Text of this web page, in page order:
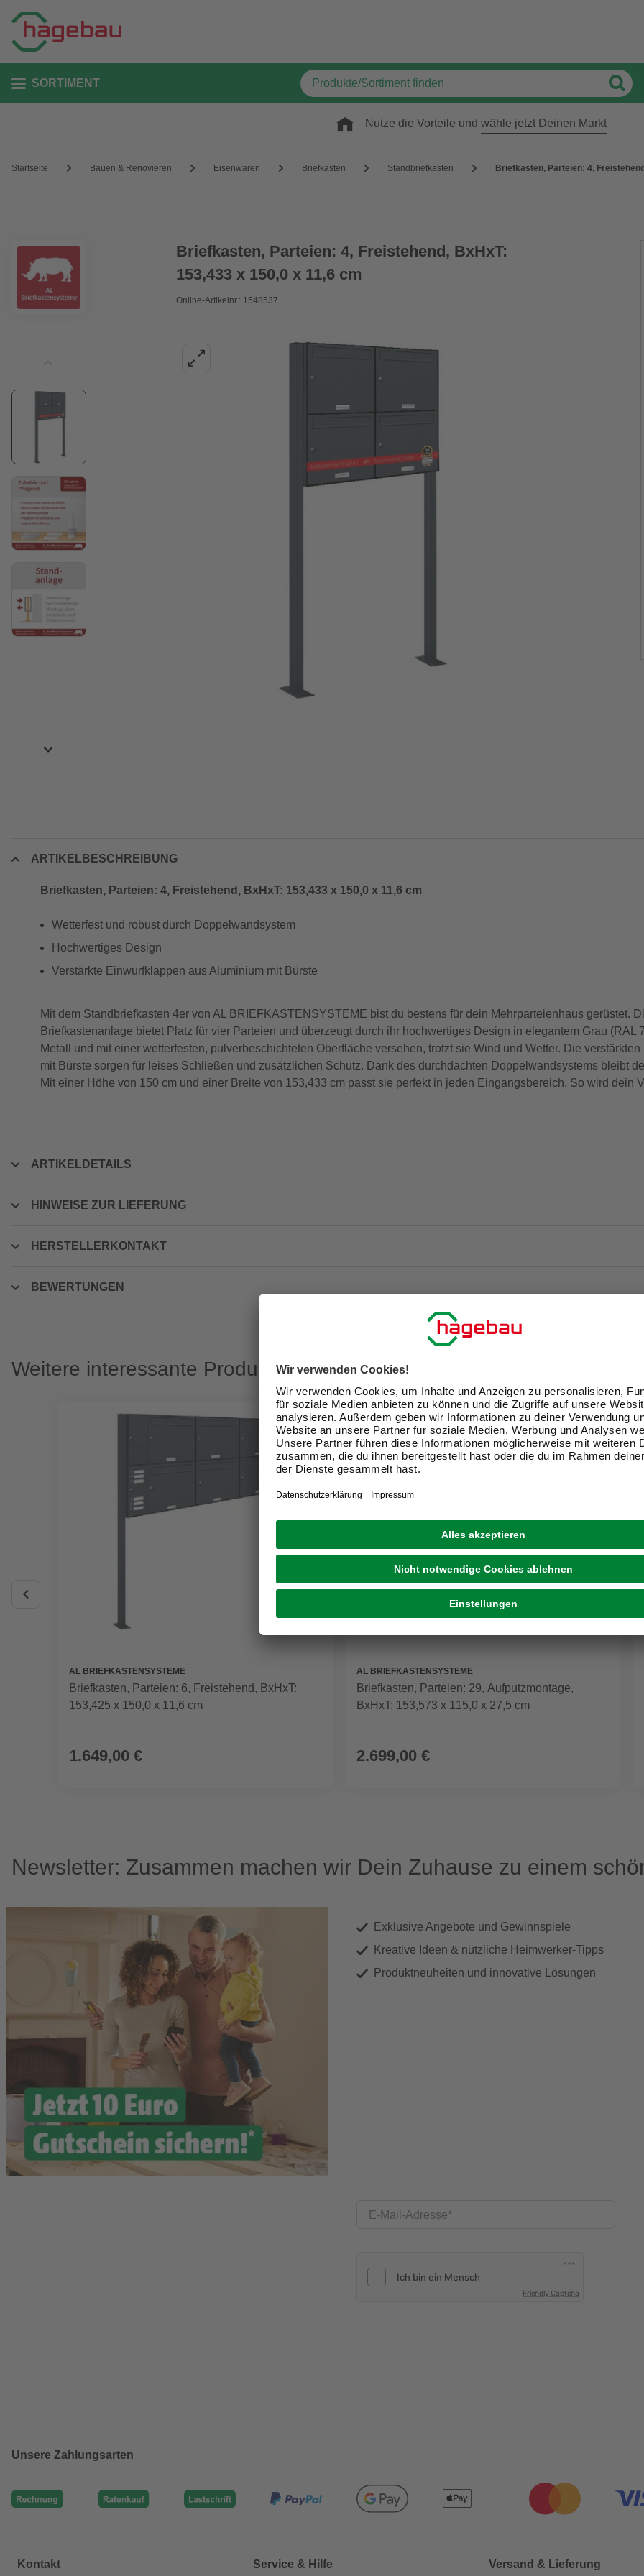
SORTIMENT
Nutze die Vorteile und wähle jetzt Deinen Markt
Startseite Bauen & Renovieren Eisenwaren Briefkästen Standbriefkästen Briefkasten, Parteien: 4,
Briefkasten, Parteien: 4, Freistehend, BxHxT:
153,433 x 150,0 x 11,6 cm
Online-Artikelnr.: 1548537
ARTIKELBESCHREIBUNG
Briefkasten, Parteien: 4, Freistehend, BxHxT: 153,433 x 150,0 x 11,6 cm
Wetterfest und robust durch Doppelwandsystem
Hochwertiges Design
Verstärkte Einwurfklappen aus Aluminium mit Bürste
Mit dem Standbriefkasten 4er von AL BRIEFKASTENSYSTEME bist du bestens für dein Mehrparteienhaus gerüstet.
Briefkastenanlage bietet Platz für vier Parteien und überzeugt durch ihr hochwertiges Design in elegantem Grau (RAL
Metall und mit einer wetterfesten, pulverbeschichteten Oberfläche versehen, trotzt sie Wind und Wetter. Die
mit Bürste sorgen für leises Schließen und zusätzlichen Schutz. Dank des durchdachten Doppelwandsystems bleibt
Mit einer Höhe von 150 cm und einer Breite von 153,433 cm passt sie perfekt in jeden Eingangsbereich. So wird dein
ARTIKELDETAILS
HINWEISE ZUR LIEFERUNG
HERSTELLERKONTAKT
BEWERTUNGEN
Weitere interessante Produkte
AL BRIEFKASTENSYSTEME
Briefkasten, Parteien: 6, Freistehend, BxHxT:
153,425 x 150,0 x 11,6 cm
1.649,00 €
AL BRIEFKASTENSYSTEME
Briefkasten, Parteien: 29, Aufputzmontage,
BxHxT: 153,573 x 115,0 x 27,5 cm
2.699,00 €
Newsletter: Zusammen machen wir Dein Zuhause zu einem
Exklusive Angebote und Gewinnspiele
Kreative Ideen & nützliche Heimwerker-Tipps
Produktneuheiten und innovative Lösungen
E-Mail-Adresse
Friendly Captcha
Unsere Zahlungsarten
Kontakt Service & Hilfe Versand & Lieferung